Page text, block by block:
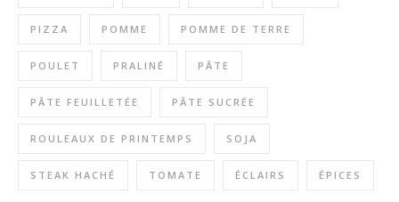
PIZZA POMME POMME DE TERRE
POULET PRALINÉ PÂTE
PÂTE FEUILLETÉE PÂTE SUCRÉE
ROULEAUX DE PRINTEMPS SOJA
STEAK HACHÉ TOMATE ÉCLAIRS ÉPICES